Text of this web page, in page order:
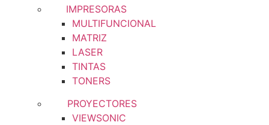
IMPRESORAS
MULTIFUNCIONAL
MATRIZ
LASER
TINTAS
TONERS
PROYECTORES
VIEWSONIC